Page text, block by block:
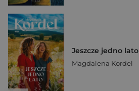
Jeszcze jedno lato
Magdalena Kordel